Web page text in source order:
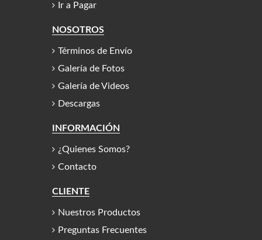
Ir a Pagar
NOSOTROS
Términos de Envío
Galería de Fotos
Galería de Videos
Descargas
INFORMACIÓN
¿Quienes Somos?
Contacto
CLIENTE
Nuestros Productos
Preguntas Frecuentes